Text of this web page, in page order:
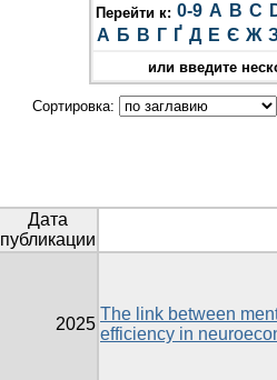
Перейти к: 0-9 A B C
А Б В Г Ґ Д Е Є Ж
или введите
Сортировка:
Дата
публикации
2025
The link between
efficiency in